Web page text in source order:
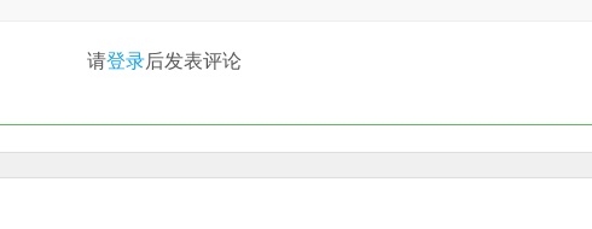
请登录后发表评论